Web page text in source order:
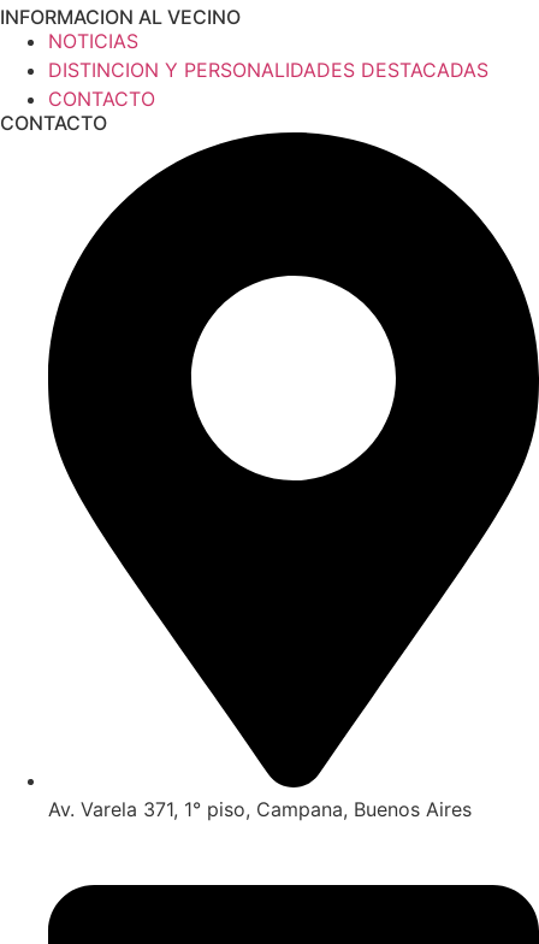
INFORMACION AL VECINO
NOTICIAS
DISTINCION Y PERSONALIDADES DESTACADAS
CONTACTO
CONTACTO
Av. Varela 371, 1° piso, Campana, Buenos Aires